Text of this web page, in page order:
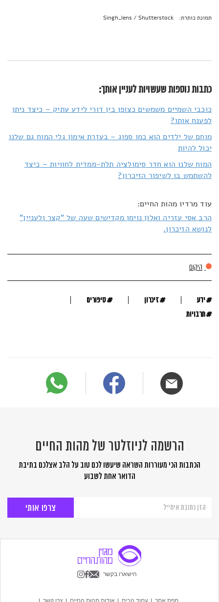
תמונת כותרת: Singh_lens / Shutterstock
כתבות נוספות שעשויות לעניין אותך:
כוכבי השמיים משמשים כצופן בין דורי לידע עתיק – כיצד ניתן
לפענח אותו?
מוחם של ילדים הוא כמו ספוג – בעזרת אימון גלי המוח גם שלנו
יכול להיות
המוח שלנו הוא חדר סימולציה תלת-ממדית לחוויות – כיצד
להשתמש בו לשיפור הזיכרון?
עוד מרדיו מהות החיים:
הרב אסי עזריה ואלון נוימן מקדישים שעה של "קצר ולעניין"
לנושא הזיכרון.
היקום
#ידע #זיכרון #סיפורים
#תרבויות
הרשמה לניוזלטר של מהות החיים
הכתבות הכי מעוררות השראה שיעשו לכם טוב על הלב אצלכם בתיבת
הדואר אחת לשבוע
לניוזלטר
החיים
הישארו בקשר
מפת אתר עמוד הבית אודות מהות החיים צרו קשר